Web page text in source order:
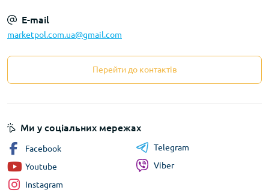
E-mail
marketpol.com.ua@gmail.com
Перейти до контактів
Ми у соціальних мережах
Facebook
Youtube
Instagram
Telegram
Viber